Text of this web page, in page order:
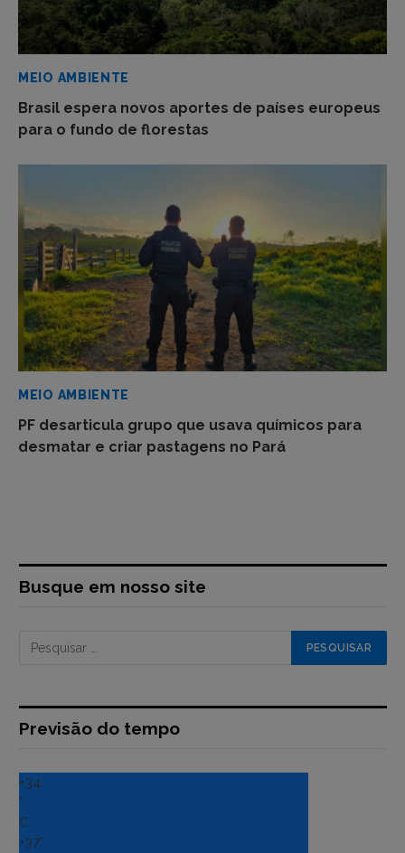
MEIO AMBIENTE
Brasil espera novos aportes de países europeus
para o fundo de florestas
MEIO AMBIENTE
PF desarticula grupo que usava químicos para
desmatar e criar pastagens no Pará
Busque em nosso site
Previsão do tempo
+34
°
C
+37°